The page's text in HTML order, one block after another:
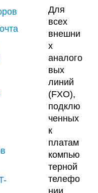
Для
всех
внешни
х
аналого
вых
линий
(FXO),
подклю
ченных
к
платам
компью
терной
телефо
нии